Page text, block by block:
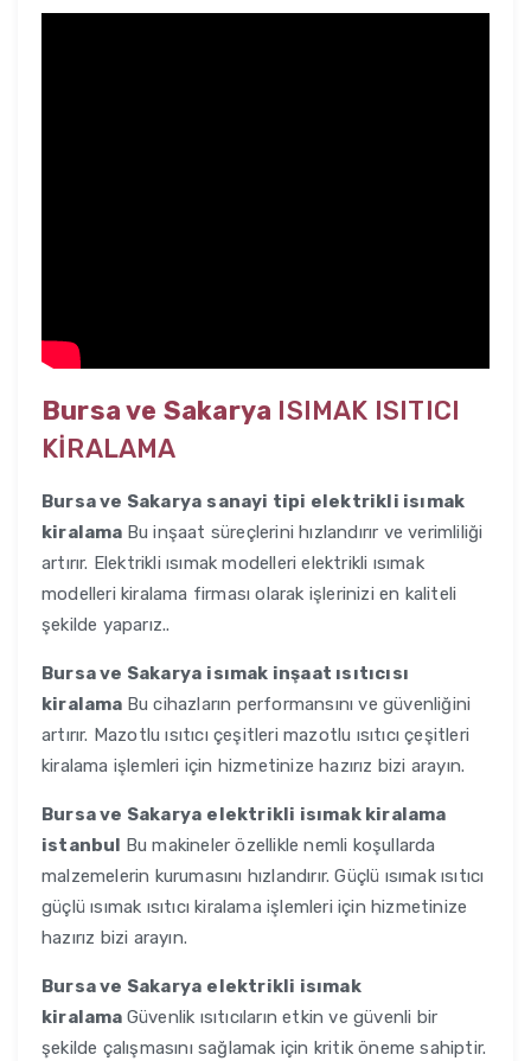
Bursa ve Sakarya ISIMAK ISITICI
KİRALAMA
Bursa ve Sakarya sanayi tipi elektrikli isımak
kiralama Bu inşaat süreçlerini hızlandırır ve verimliliği
artırır. Elektrikli ısımak modelleri elektrikli ısımak
modelleri kiralama firması olarak işlerinizi en kaliteli
şekilde yaparız..
Bursa ve Sakarya isımak inşaat ısıtıcısı
kiralama Bu cihazların performansını ve güvenliğini
artırır. Mazotlu ısıtıcı çeşitleri mazotlu ısıtıcı çeşitleri
kiralama işlemleri için hizmetinize hazırız bizi arayın.
Bursa ve Sakarya elektrikli isımak kiralama
istanbul Bu makineler özellikle nemli koşullarda
malzemelerin kurumasını hızlandırır. Güçlü ısımak ısıtıcı
güçlü ısımak ısıtıcı kiralama işlemleri için hizmetinize
hazırız bizi arayın.
Bursa ve Sakarya elektrikli isımak
kiralama Güvenlik ısıtıcıların etkin ve güvenli bir
şekilde çalışmasını sağlamak için kritik öneme sahiptir.